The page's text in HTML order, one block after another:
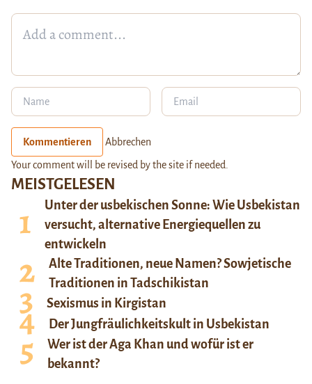
MEISTGELESEN
Unter der usbekischen Sonne: Wie Usbekistan
versucht, alternative Energiequellen zu
entwickeln
Alte Traditionen, neue Namen? Sowjetische
Traditionen in Tadschikistan
Sexismus in Kirgistan
Der Jungfräulichkeitskult in Usbekistan
Wer ist der Aga Khan und wofür ist er
bekannt?
Kommentieren Abbrechen
Your comment will be revised by the site if needed.